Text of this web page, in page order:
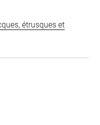
étrusques et